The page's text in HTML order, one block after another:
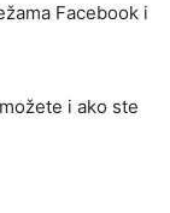
Facebook i
i ako ste